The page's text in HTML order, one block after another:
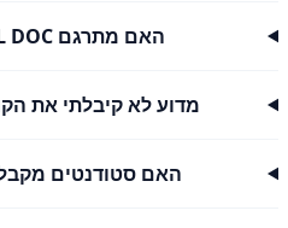
האם מתרגם OpenL DOC בחינם?
מדוע לא קיבלתי את
האם סטודנטים